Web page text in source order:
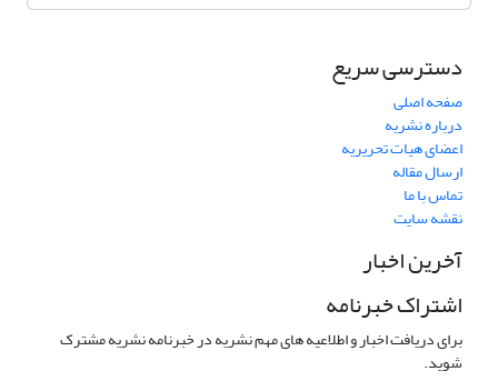
دسترسی سریع
صفحه اصلی
درباره نشریه
اعضای هیات تحریریه
ارسال مقاله
تماس با ما
نقشه سایت
آخرین اخبار
اشتراک خبرنامه
برای دریافت اخبار و اطلاعیه های مهم نشریه در خبرنامه نشریه مشترک
شوید.